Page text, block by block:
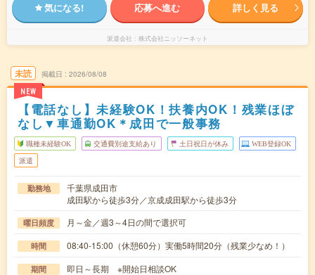
気になる! 応募へ進む 詳しく見る
派遣会社 株式会社ニッソーネット
未読
NEW
掲載日 2026/08/08
【電話なし】未経験OK！扶養内OK！残業ほぼ
なし▼車通勤OK＊成田で一般事務
職種未経験OK 交通費別途支給あり 土日祝日が休み WEB登録OK
派遣
勤務地
千葉県成田市
成田駅から徒歩3分／京成成田駅から徒歩3分
曜日頻度 月～金／週3～4日の間で選択可
時間 08:40-15:00（休憩60分）実働5時間20分（残業少なめ！）
期間 即日～長期 ※開始日相談OK